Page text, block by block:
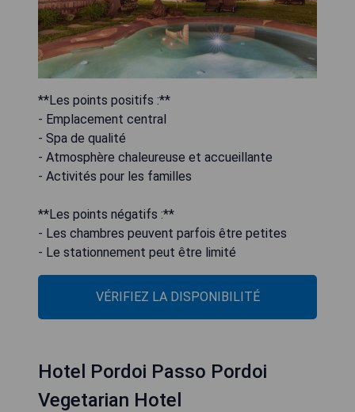
**Les points positifs :**
- Emplacement central
- Spa de qualité
- Atmosphère chaleureuse et accueillante
- Activités pour les familles
**Les points négatifs :**
- Les chambres peuvent parfois être petites
- Le stationnement peut être limité
VÉRIFIEZ LA DISPONIBILITÉ
Hotel Pordoi Passo Pordoi
Vegetarian Hotel